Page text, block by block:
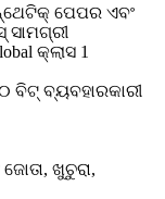
ପେପର ଏବଂ
କ୍ଲାସ 1
ବିଟ୍ ବ୍ୟବହାରକାରୀ
ଖୁଚୁରା,